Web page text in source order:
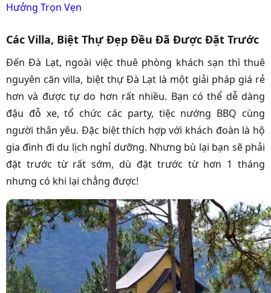
Hưởng Trọn Vẹn
Các Villa, Biệt Thự Đẹp Đều Đã Được Đặt Trước
Đến Đà Lạt, ngoài việc thuê phòng khách sạn thì thuê
nguyên căn villa, biệt thự Đà Lạt là một giải pháp giá rẻ
hơn và được tự do hơn rất nhiều. Bạn có thể dễ dàng
đậu đỗ xe, tổ chức các party, tiệc nướng BBQ cùng
người thân yêu. Đặc biệt thích hợp với khách đoàn là hộ
gia đình đi du lịch nghỉ dưỡng. Nhưng bù lại bạn sẽ phải
đặt trước từ rất sớm, dù đặt trước từ hơn 1 tháng
nhưng có khi lại chẳng được!